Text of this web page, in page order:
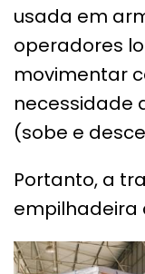
usada em
operadores
movimentar
necessidade
(sobe e
Portanto, a
empilhadeira